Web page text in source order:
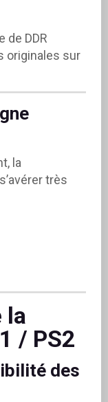
de DDR
originales sur
la
très
la
/ PS2
des